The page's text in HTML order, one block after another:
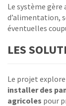
Le système
d’alimentation,
éventuelles
LES
Le projet
installer des
agricoles pour